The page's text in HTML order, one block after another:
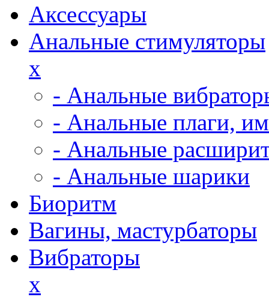
Аксессуары
Анальные стимуляторы
x
- Анальные
- Анальные плаги,
- Анальные
- Анальные шарики
Биоритм
Вагины, мастурбаторы
Вибраторы
x